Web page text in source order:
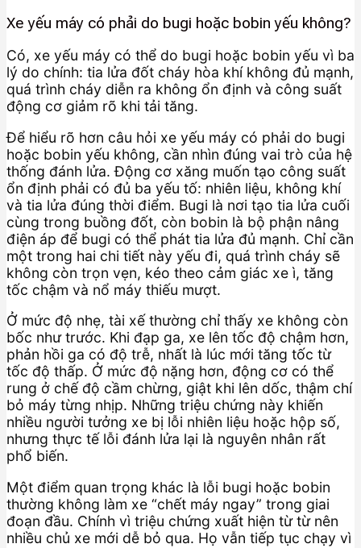
Xe yếu máy có phải do bugi hoặc bobin yếu không?
Có, xe yếu máy có thể do bugi hoặc bobin yếu vì ba
lý do chính: tia lửa đốt cháy hòa khí không đủ mạnh,
quá trình cháy diễn ra không ổn định và công suất
động cơ giảm rõ khi tải tăng.
Để hiểu rõ hơn câu hỏi xe yếu máy có phải do bugi
hoặc bobin yếu không, cần nhìn đúng vai trò của hệ
thống đánh lửa. Động cơ xăng muốn tạo công suất
ổn định phải có đủ ba yếu tố: nhiên liệu, không khí
và tia lửa đúng thời điểm. Bugi là nơi tạo tia lửa cuối
cùng trong buồng đốt, còn bobin là bộ phận nâng
điện áp để bugi có thể phát tia lửa đủ mạnh. Chỉ cần
một trong hai chi tiết này yếu đi, quá trình cháy sẽ
không còn trọn vẹn, kéo theo cảm giác xe ì, tăng
tốc chậm và nổ máy thiếu mượt.
Ở mức độ nhẹ, tài xế thường chỉ thấy xe không còn
bốc như trước. Khi đạp ga, xe lên tốc độ chậm hơn,
phản hồi ga có độ trễ, nhất là lúc mới tăng tốc từ
tốc độ thấp. Ở mức độ nặng hơn, động cơ có thể
rung ở chế độ cầm chừng, giật khi lên dốc, thậm chí
bỏ máy từng nhịp. Những triệu chứng này khiến
nhiều người tưởng xe bị lỗi nhiên liệu hoặc hộp số,
nhưng thực tế lỗi đánh lửa lại là nguyên nhân rất
phổ biến.
Một điểm quan trọng khác là lỗi bugi hoặc bobin
thường không làm xe “chết máy ngay” trong giai
đoạn đầu. Chính vì triệu chứng xuất hiện từ từ nên
nhiều chủ xe mới dễ bỏ qua. Họ vẫn tiếp tục chạy vì